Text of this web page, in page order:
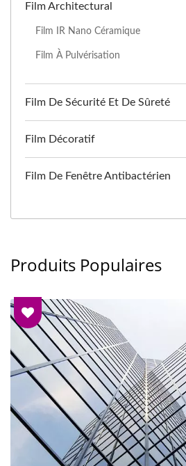
Film Architectural
Film IR Nano Céramique
Film À Pulvérisation
Film De Sécurité Et De Sûreté
Film Décoratif
Film De Fenêtre Antibactérien
Produits Populaires